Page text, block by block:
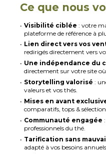
Ce que nous
Visibilité ciblée : votre
plateforme de référence à
Lien direct vers vos
redirigés directement vers
Une indépendance du
directement sur votre site
Storytelling valorisé :
valeurs et vos thés.
Mises en avant
comparatifs, tops &
Communauté engagée
professionnels du thé.
Tarification sans
adapté à vos besoins